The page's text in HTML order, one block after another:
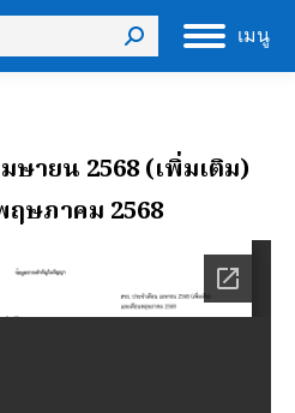
เมนู
ษายน 2568 (เพิ่มเติม)
ฤษภาคม 2568